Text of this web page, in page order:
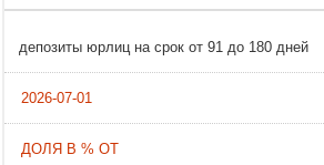
депозиты юрлиц на срок от 91 до 180 дней